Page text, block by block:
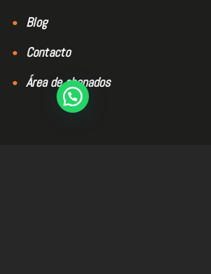
Blog
Contacto
Área de abonados